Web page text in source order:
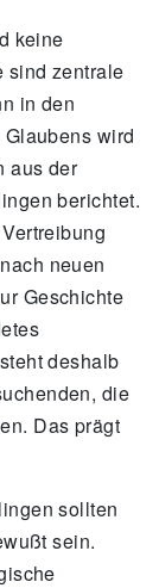
keine
sind zentrale
in den
wird
aus der
berichtet.
neuen
Geschichte
deshalb
die
Das prägt
sollten
sein.